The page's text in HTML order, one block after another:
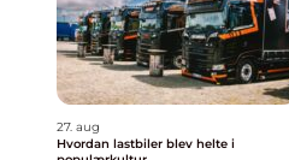
27. aug
Hvordan lastbiler blev helte i